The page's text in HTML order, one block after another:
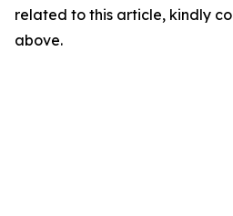
related to this article, kindly
above.